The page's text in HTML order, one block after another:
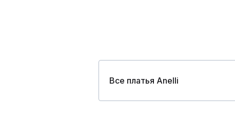
Все платья Anelli